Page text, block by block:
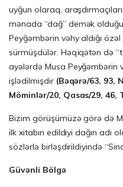
uyğun olaraq,
mənada “dağ” demək
Peyğəmbərin vəhy aldığı
sürmüşdülər. Həqiqətən də
ayələrdə Musa Peyğəmbərin
işlədilmişdir (Bəqərə/63, 93,
Möminlər/20, Qasas/29, 46,
Bizim görüşümüzə görə də
ilk xitabın edildiyi dağın adı
sözlərlə birləşdirildiyində
Güvənli Bölgə